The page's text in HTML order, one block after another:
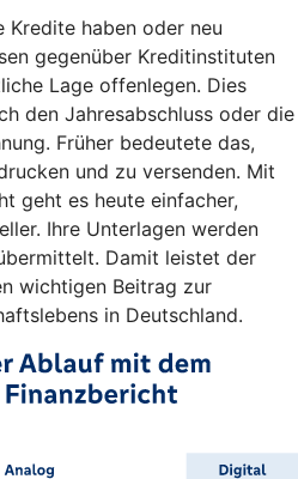
Kredite haben oder neu
gegenüber Kreditinstituten
Lage offenlegen. Dies
den Jahresabschluss oder die
Früher bedeutete das,
und zu versenden. Mit
geht es heute einfacher,
Ihre Unterlagen werden
Damit leistet der
wichtigen Beitrag zur
in Deutschland.